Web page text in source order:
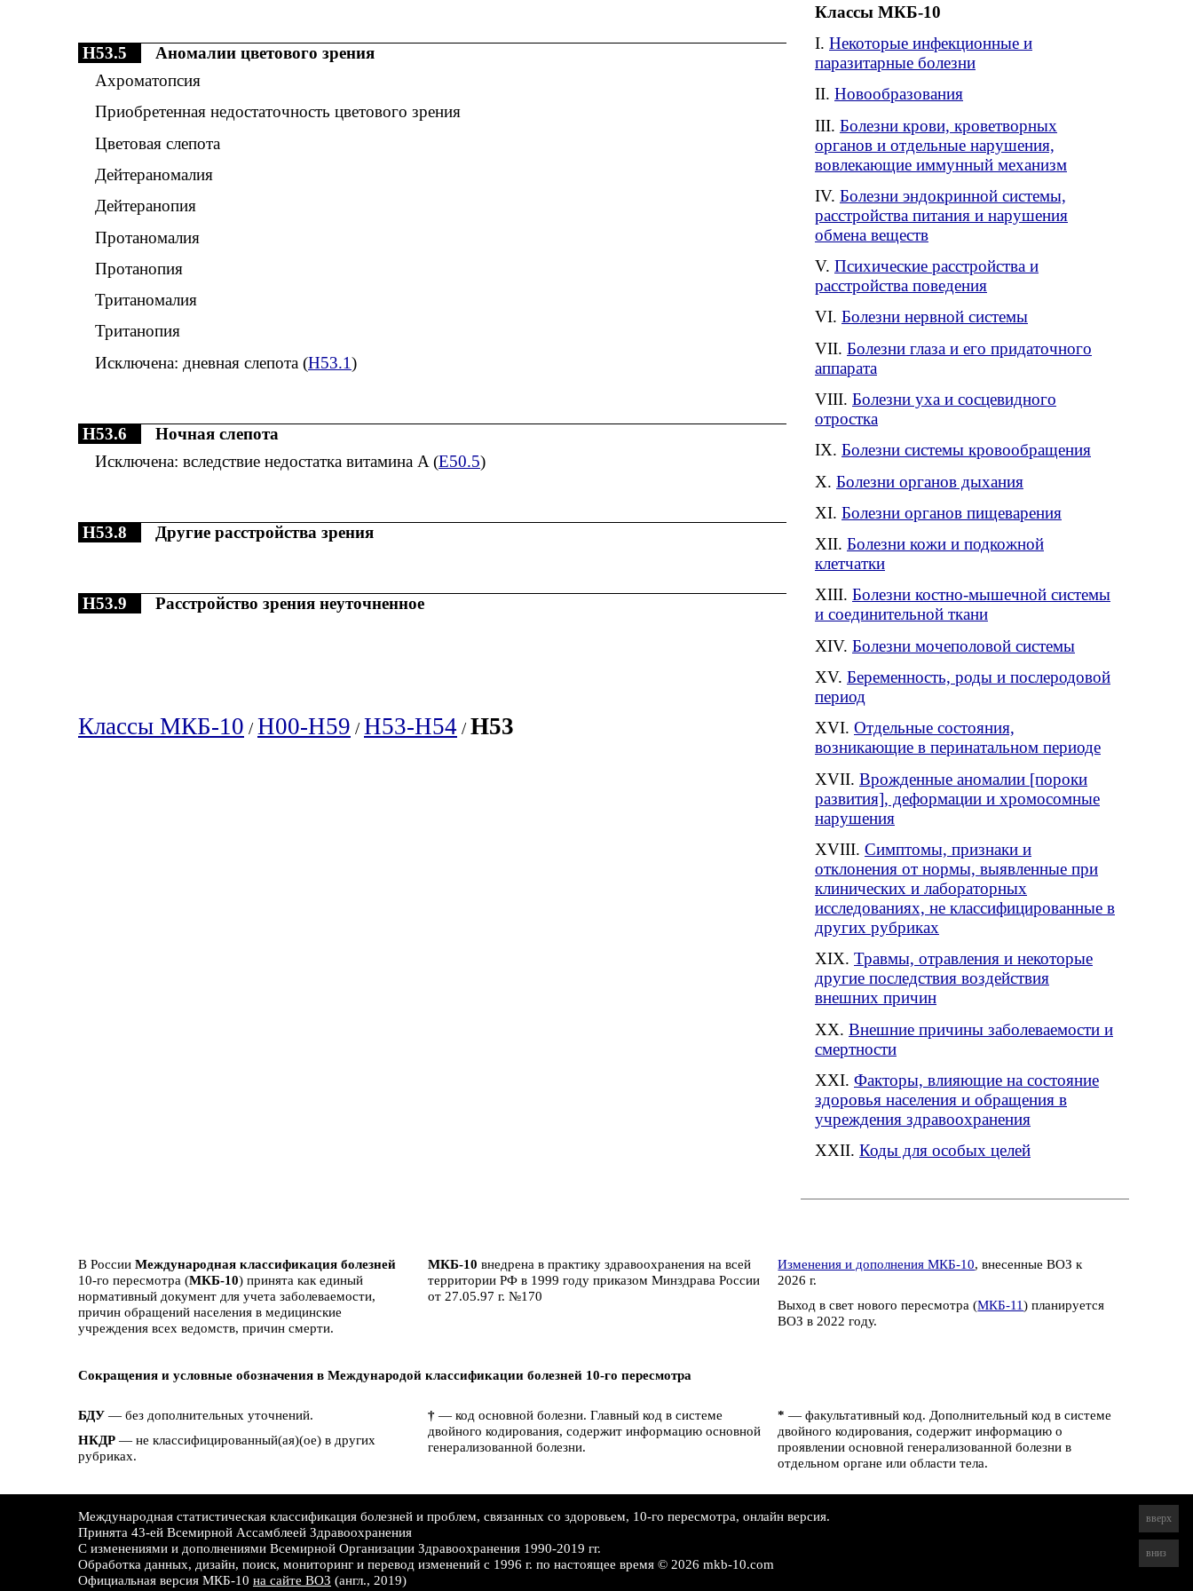
H53.5
Аномалии цветового зрения
Ахроматопсия
Приобретенная недостаточность цветового зрения
Цветовая слепота
Дейтераномалия
Дейтеранопия
Протаномалия
Протанопия
Тританомалия
Тританопия
Исключена: дневная слепота (H53.1)
H53.6
Ночная слепота
Исключена: вследствие недостатка витамина A (E50.5)
H53.8 Другие расстройства зрения
H53.9 Расстройство зрения неуточненное
Классы МКБ-10 /H00-H59 /H53-H54 /H53
Классы МКБ-10
Некоторые инфекционные и
паразитарные болезни
Новообразования
Болезни крови, кроветворных
органов и отдельные нарушения,
вовлекающие иммунный механизм
Болезни эндокринной системы,
расстройства питания и нарушения
обмена веществ
Психические расстройства и
расстройства поведения
Болезни нервной системы
Болезни глаза и его придаточного
аппарата
Болезни уха и сосцевидного
отростка
Болезни системы кровообращения
Болезни органов дыхания
Болезни органов пищеварения
Болезни кожи и подкожной
клетчатки
Болезни костно-мышечной системы
и соединительной ткани
Болезни мочеполовой системы
Беременность, роды и послеродовой
период
Отдельные состояния,
возникающие в перинатальном периоде
Врожденные аномалии [пороки
развития], деформации и хромосомные
нарушения
Симптомы, признаки и
отклонения от нормы, выявленные при
клинических и лабораторных
исследованиях, не классифицированные в
других рубриках
Травмы, отравления и некоторые
другие последствия воздействия
внешних причин
Внешние причины заболеваемости и
смертности
Факторы, влияющие на состояние
здоровья населения и обращения в
учреждения здравоохранения
Коды для особых целей
В России Международная классификация болезней
10-го пересмотра (МКБ-10) принята как единый
нормативный документ для учета заболеваемости,
причин обращений населения в медицинские
учреждения всех ведомств, причин смерти.
МКБ-10 внедрена в практику здравоохранения на всей
территории РФ в 1999 году приказом Минздрава России
от 27.05.97 г. №170
Изменения и дополнения МКБ-10, внесенные ВОЗ к
2026 г.
Выход в свет нового пересмотра (МКБ-11) планируется
ВОЗ в 2022 году.
Сокращения и условные обозначения в Международой классификации болезней 10-го пересмотра
БДУ — без дополнительных уточнений.
НКДР — не классифицированный(ая)(ое) в других
рубриках.
† — код основной болезни. Главный код в системе
двойного кодирования, содержит информацию основной
генерализованной болезни.
* — факультативный код. Дополнительный код в системе
двойного кодирования, содержит информацию о
проявлении основной генерализованной болезни в
отдельном органе или области тела.
Международная статистическая классификация болезней и проблем, связанных со здоровьем, 10-го пересмотра, онлайн версия.
Принята 43-ей Всемирной Ассамблеей Здравоохранения
С изменениями и дополнениями Всемирной Организации Здравоохранения 1990-2019 гг.
Обработка данных, дизайн, поиск, мониторинг и перевод изменений c 1996 г. по настоящее время © 2026 mkb-10.com
Официальная версия МКБ-10 на сайте ВОЗ (англ., 2019)
вверх
вниз